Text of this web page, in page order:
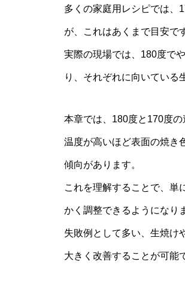
多くの家庭用レシピでは、
が、これはあくまで目安で
実際の現場では、180度で
り、それぞれに向いている
本章では、180度と170度の
温度が高いほど表面の焼き
傾向があります。
これを理解することで、単
かく調整できるようになり
失敗例として多い、生焼け
大きく改善することが可能